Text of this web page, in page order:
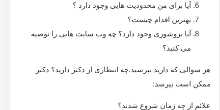
آیا برای من محدودیت هایی وجود دارد ؟
بهترین اقدام چیست؟
آیا بروشوری وجود دارد؟ چه وب سایت هایی را توصیه
می کنید؟
هر سوالی که دارید بپرسید.چه انتظاری از دکتر دارید؟ دکتر
ممکن است بپرسد:
علائم از چه زمان شروع شدند؟